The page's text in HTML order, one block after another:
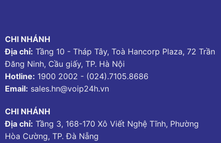
CHI NHÁNH
Địa chỉ: Tầng 10 - Tháp Tây, Toà Hancorp Plaza, 72 Trần
Đăng Ninh, Cầu giấy, TP. Hà Nội
Hotline: 1900 2002 - (024).7105.8686
Email: sales.hn@voip24h.vn
CHI NHÁNH
Địa chỉ: Tầng 3, 168-170 Xô Viết Nghệ Tĩnh, Phường
Hòa Cường, TP. Đà Nẵng